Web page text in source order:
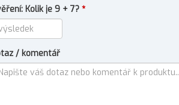
Kolik je 9 + 7? *
/ komentář